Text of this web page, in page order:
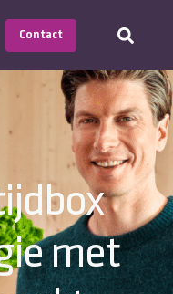
Contact
met